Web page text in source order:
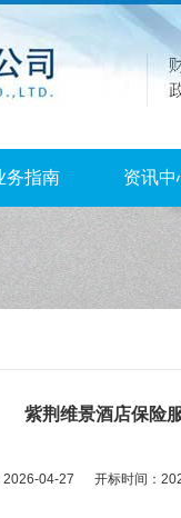
务指南 资讯中
紫荆维景酒店保险
2026-04-27 开标时间：